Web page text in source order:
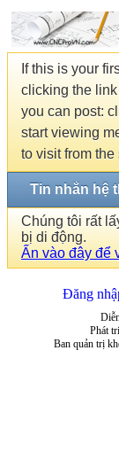
If this is your
clicking the
you can post:
start viewing
to visit from
Tin nhắn hệ
Chúng tôi rất
bị di động.
Ấn vào đây để
Đăng
Phát
Ban quản trị